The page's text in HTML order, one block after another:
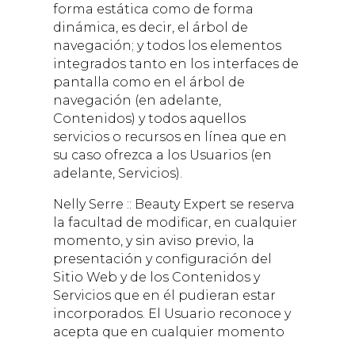
forma estática como de forma
dinámica, es decir, el árbol de
navegación; y todos los elementos
integrados tanto en los interfaces de
pantalla como en el árbol de
navegación (en adelante,
Contenidos) y todos aquellos
servicios o recursos en línea que en
su caso ofrezca a los Usuarios (en
adelante, Servicios).
Nelly Serre :: Beauty Expert se reserva
la facultad de modificar, en cualquier
momento, y sin aviso previo, la
presentación y configuración del
Sitio Web y de los Contenidos y
Servicios que en él pudieran estar
incorporados. El Usuario reconoce y
acepta que en cualquier momento